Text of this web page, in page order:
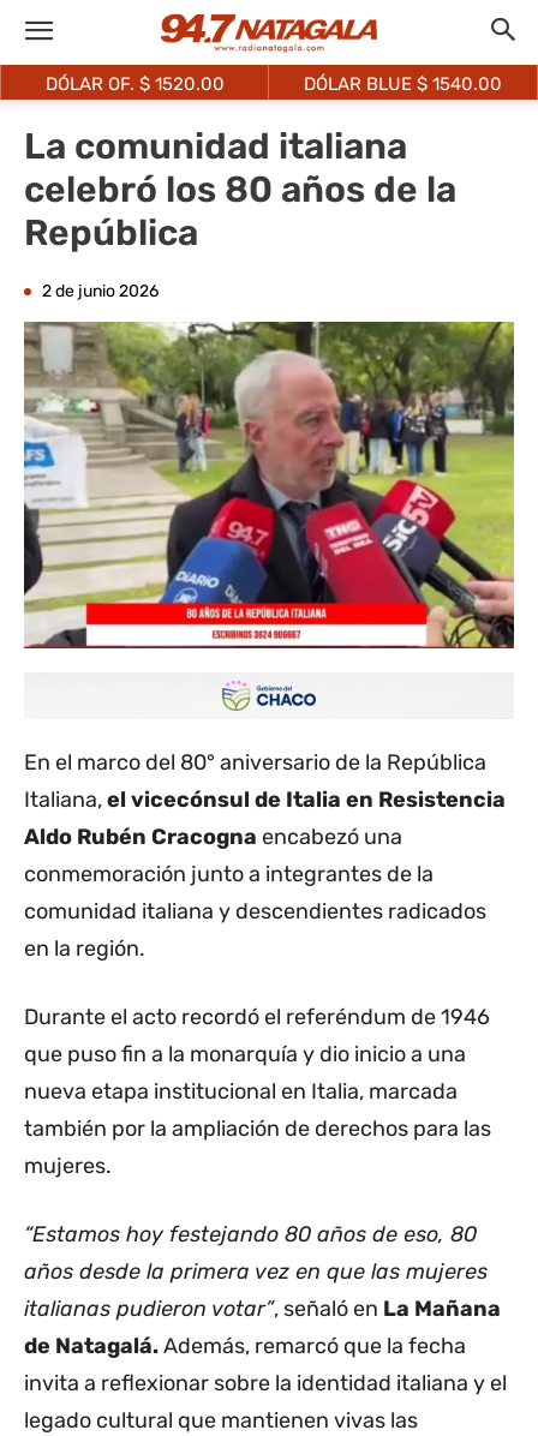
DÓLAR OF. $ 1520.00 DÓLAR BLUE $ 1540.00
La comunidad italiana
celebró los 80 años de la
República
2 de junio 2026
En el marco del 80° aniversario de la República
Italiana,el vicecónsul de Italia en Resistencia
Aldo Rubén Cracogna encabezó una
conmemoración junto a integrantes de la
comunidad italiana y descendientes radicados
en la región.
Durante el acto recordó el referéndum de 1946
que puso fin a la monarquía y dio inicio a una
nueva etapa institucional en Italia, marcada
también por la ampliación de derechos para las
mujeres.
“Estamos hoy festejando 80 años de eso, 80
años desde la primera vez en que las mujeres
italianas pudieron votar”, señaló en La Mañana
de Natagalá.Además, remarcó que la fecha
invita a reflexionar sobre la identidad italiana y el
legado cultural que mantienen vivas las